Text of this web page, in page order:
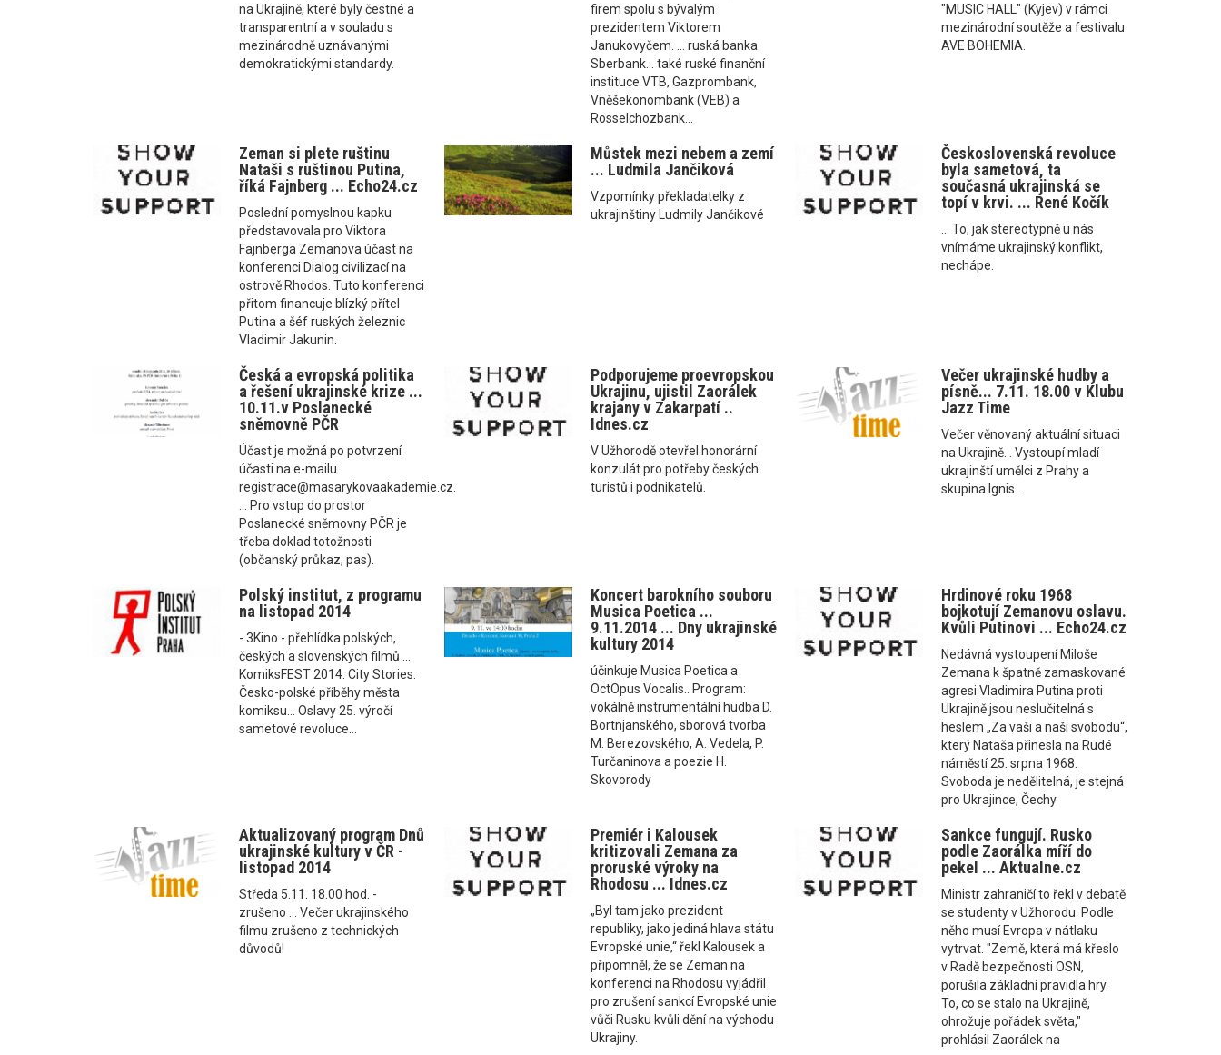
na Ukrajině, které byly čestné a
transparentní a v souladu s
mezinárodně uznávanými
demokratickými standardy.
firem spolu s bývalým
prezidentem Viktorem
Janukovyčem. ... ruská banka
Sberbank... také ruské finanční
instituce VTB, Gazprombank,
Vněšekonombank (VEB) a
Rosselchozbank...
"MUSIC HALL" (Kyjev) v rámci
mezinárodní soutěže a festivalu
AVE BOHEMIA.
Zeman si plete ruštinu
Nataši s ruštinou Putina,
říká Fajnberg ... Echo24.cz
Poslední pomyslnou kapku
představovala pro Viktora
Fajnberga Zemanova účast na
konferenci Dialog civilizací na
ostrově Rhodos. Tuto konferenci
přitom financuje blízký přítel
Putina a šéf ruských železnic
Vladimir Jakunin.
Můstek mezi nebem a zemí
... Ludmila Jančiková
Vzpomínky překladatelky z
ukrajinštiny Ludmily Jančikové
Československá revoluce
byla sametová, ta
současná ukrajinská se
topí v krvi. ... René Kočík
... To, jak stereotypně u nás
vnímáme ukrajinský konflikt,
nechápe.
Česká a evropská politika
a řešení ukrajinské krize ...
10.11.v Poslanecké
sněmovně PČR
Účast je možná po potvrzení
účasti na e-mailu
registrace@masarykovaakademie.cz.
... Pro vstup do prostor
Poslanecké sněmovny PČR je
třeba doklad totožnosti
(občanský průkaz, pas).
Podporujeme proevropskou
Ukrajinu, ujistil Zaorálek
krajany v Zakarpatí ..
Idnes.cz
V Užhorodě otevřel honorární
konzulát pro potřeby českých
turistů i podnikatelů.
Večer ukrajinské hudby a
písně... 7.11. 18.00 v Klubu
Jazz Time
Večer věnovaný aktuální situaci
na Ukrajině... Vystoupí mladí
ukrajinští umělci z Prahy a
skupina Ignis ...
Polský institut, z programu
na listopad 2014
- 3Kino - přehlídka polských,
českých a slovenských filmů ...
KomiksFEST 2014. City Stories:
Česko-polské příběhy města
komiksu... Oslavy 25. výročí
sametové revoluce...
Koncert barokního souboru
Musica Poetica ...
9.11.2014 ... Dny ukrajinské
kultury 2014
účinkuje Musica Poetica a
OctOpus Vocalis.. Program:
vokálně instrumentální hudba D.
Bortnjanského, sborová tvorba
M. Berezovského, A. Vedela, P.
Turčaninova a poezie H.
Skovorody
Hrdinové roku 1968
bojkotují Zemanovu oslavu.
Kvůli Putinovi ... Echo24.cz
Nedávná vystoupení Miloše
Zemana k špatně zamaskované
agresi Vladimira Putina proti
Ukrajině jsou neslučitelná s
heslem „Za vaši a naši svobodu“,
který Nataša přinesla na Rudé
náměstí 25. srpna 1968.
Svoboda je nedělitelná, je stejná
pro Ukrajince, Čechy
Aktualizovaný program Dnů
ukrajinské kultury v ČR -
listopad 2014
Středa 5.11. 18.00 hod. -
zrušeno ... Večer ukrajinského
filmu zrušeno z technických
důvodů!
Premiér i Kalousek
kritizovali Zemana za
proruské výroky na
Rhodosu ... Idnes.cz
„Byl tam jako prezident
republiky, jako jediná hlava státu
Evropské unie,“ řekl Kalousek a
připomněl, že se Zeman na
konferenci na Rhodosu vyjádřil
pro zrušení sankcí Evropské unie
vůči Rusku kvůli dění na východu
Ukrajiny.
Sankce fungují. Rusko
podle Zaorálka míří do
pekel ... Aktualne.cz
Ministr zahraničí to řekl v debatě
se studenty v Užhorodu. Podle
něho musí Evropa v nátlaku
vytrvat. "Země, která má křeslo
v Radě bezpečnosti OSN,
porušila základní pravidla hry.
To, co se stalo na Ukrajině,
ohrožuje pořádek světa,"
prohlásil Zaorálek na